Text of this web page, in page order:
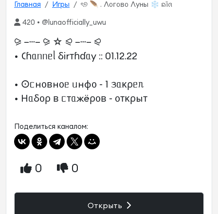
Главная Игры ৎ୭ 🪶 . 𐌡᧐ᴦ᧐ʙ᧐ 𐌡уны ❄️ ᨦïᨩ
420 • @lunaofficially_uwu
⪩ –┄– ⪩ ☆ ⪨ –┄– ⪨
• 𑀝ɦᥲᥒᥒᥱᥣ δirᴛɦɗᥲy :: 01.12.22
• 𐌏ᥴн᧐ʙн᧐ᥱ ᥙнɸ᧐ - 1 ᤋᥲκρᥱᥰ
• 𐋏ᥲδ᧐ρ ʙ ᥴᴛᥲжёρ᧐ʙ - ᧐ᴛκρыᴛ
Поделиться каналом:
0 0
Открыть